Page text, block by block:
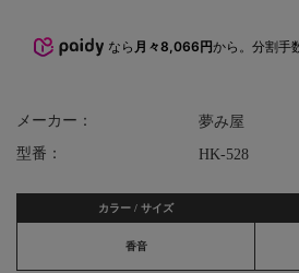
なら 月々8,066円から。分割手
メーカー：
夢み屋
型番：
HK-528
カラー / サイズ
香音